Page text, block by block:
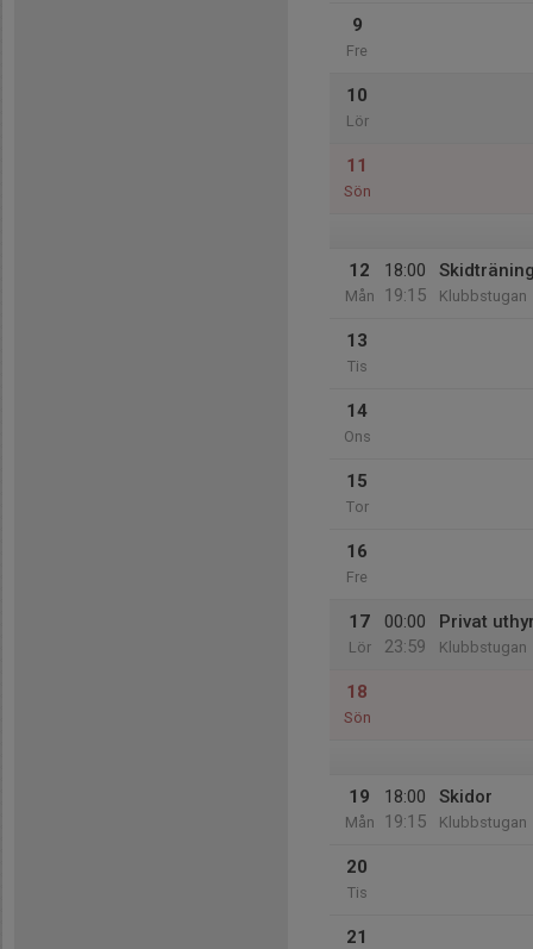
9
Fre
10
Lör
11
Sön
12
Mån
18:00
19:15
Skidträning
Klubbstugan
13
Tis
14
Ons
15
Tor
16
Fre
17
Lör
00:00
23:59
Privat
Klubbstugan
18
Sön
19
Mån
18:00
19:15
Skidor
Klubbstugan
20
Tis
21